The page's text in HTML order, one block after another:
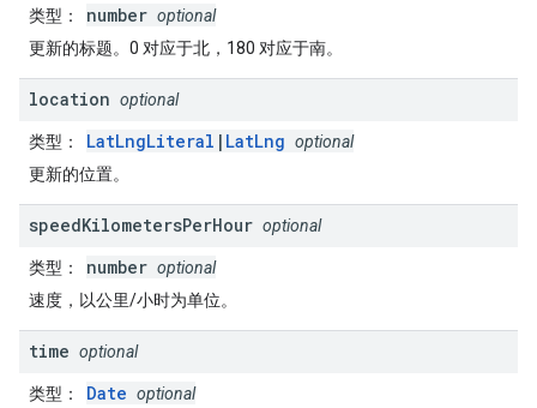
类型 ： number optional
更新的标题。0 对应于北，180 对应于南。
location optional
类型 ： LatLngLiteral | LatLng optional
更新的位置。
speedKilometersPerHour optional
类型 ： number optional
速度，以公里/小时为单位。
time optional
类型 ： Date optional